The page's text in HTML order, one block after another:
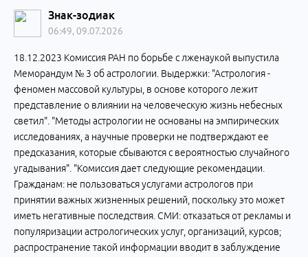
Знак-зодиак
06:49, 09.07.2026
18.12.2023 Комиссия РАН по борьбе с лженаукой выпустила
Меморандум № 3 об астрологии. Выдержки: "Астрология -
феномен массовой культуры, в основе которого лежит
представление о влиянии на человеческую жизнь небесных
светил". "Методы астрологии не основаны на эмпирических
исследованиях, а научные проверки не подтверждают ее
предсказания, которые сбываются с вероятностью случайного
угадывания". "Комиссия дает следующие рекомендации.
Гражданам: не пользоваться услугами астрологов при
принятии важных жизненных решений, поскольку это может
иметь негативные последствия. СМИ: отказаться от рекламы и
популяризации астрологических услуг, организаций, курсов;
распространение такой информации вводит в заблуждение